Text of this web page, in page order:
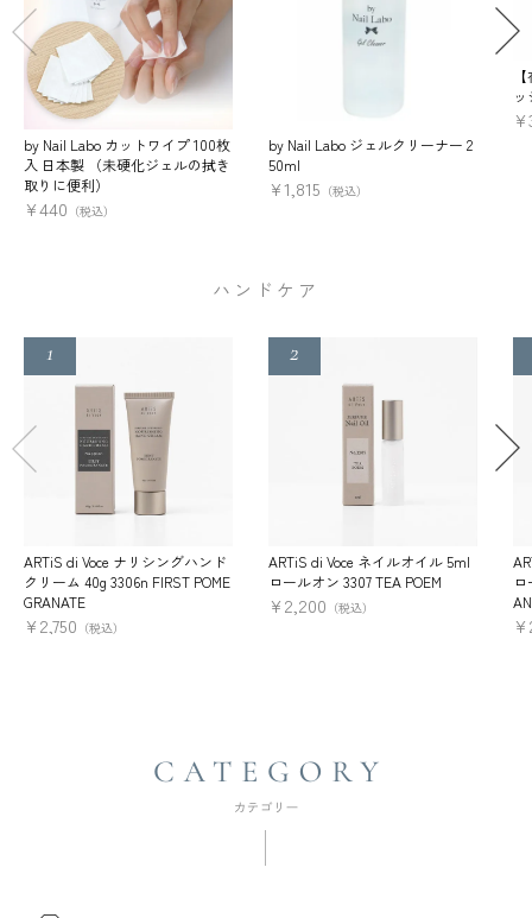
by Nail Labo カットワイプ 100枚
入 日本製 （未硬化ジェルの拭き
取りに便利）
¥440 （税込）
by Nail Labo ジェルクリーナー 2
50ml
¥1,815 （税込）
¥
ハンドケア
ARTiS di Voce ナリシングハンド
クリーム 40g 3306n FIRST POME
GRANATE
¥2,750 （税込）
ARTiS di Voce ネイルオイル 5ml
ロールオン 3307 TEA POEM
¥2,200 （税込）
¥